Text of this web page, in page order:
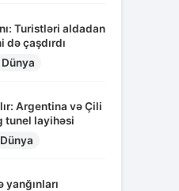
Turistləri aldadan
çaşdırdı
Dünya
Argentina və Çili
tunel layihəsi
Dünya
yanğınları